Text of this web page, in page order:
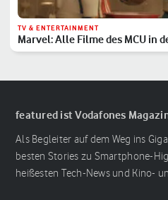
TV & ENTERTAINMENT
Marvel: Alle Filme des MCU in
Reihenfolge
featured ist Vodafones
Als Begleiter auf dem Weg ins
besten Stories zu Smartphone-
heißesten Tech-News und Kino-